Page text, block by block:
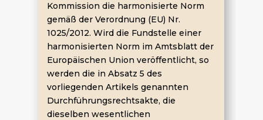
Kommission die harmonisierte Norm
gemäß der Verordnung (EU) Nr.
1025/2012. Wird die Fundstelle einer
harmonisierten Norm im Amtsblatt der
Europäischen Union veröffentlicht, so
werden die in Absatz 5 des
vorliegenden Artikels genannten
Durchführungsrechtsakte, die
dieselben wesentlichen